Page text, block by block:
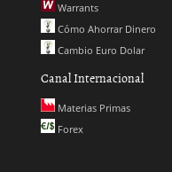
Warrants
Cómo Ahorrar Dinero
Cambio Euro Dolar
Canal Internacional
Materias Primas
Forex